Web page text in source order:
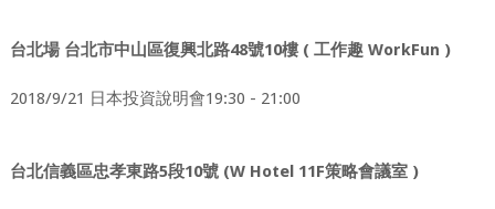
台北場 台北市中山區復興北路48號10樓( 工作趣WorkFun )
2018/9/21 日本投資說明會19:30 - 21:00
台北信義區忠孝東路5段10號(W Hotel 11F策略會議室)